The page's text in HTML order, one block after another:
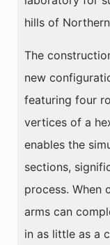
hills of
The
new
featuring four
vertices of a
enables the
sections,
process. When
arms can
in as little as a